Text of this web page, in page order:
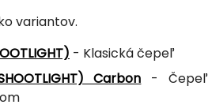
variantov.
- Klasická čepeľ
Carbon - Čepeľ